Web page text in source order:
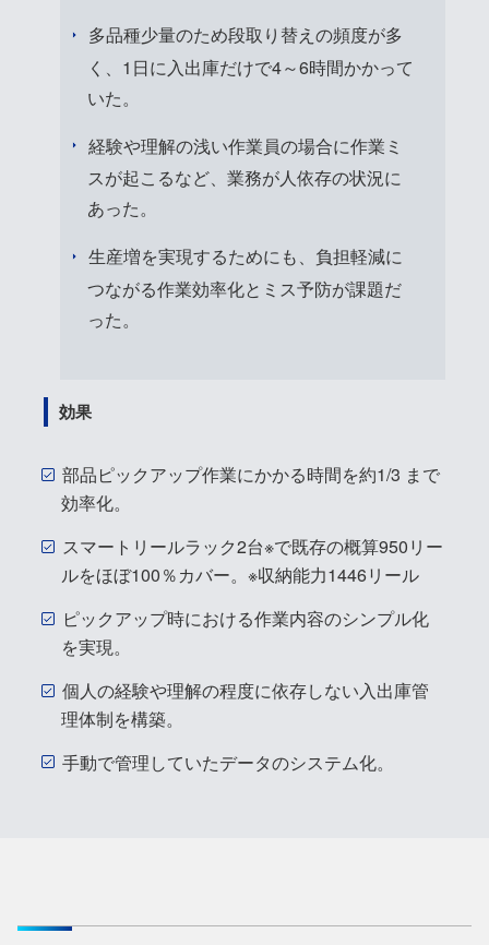
多品種少量のため段取り替えの頻度が多
く、1日に入出庫だけで4～6時間かかって
いた。
経験や理解の浅い作業員の場合に作業ミ
スが起こるなど、業務が人依存の状況に
あった。
生産増を実現するためにも、負担軽減に
つながる作業効率化とミス予防が課題だ
った。
効果
部品ピックアップ作業にかかる時間を約1/3 まで
効率化。
スマートリールラック2台※で既存の概算950リー
ルをほぼ100％カバー。※収納能力1446リール
ピックアップ時における作業内容のシンプル化
を実現。
個人の経験や理解の程度に依存しない入出庫管
理体制を構築。
手動で管理していたデータのシステム化。